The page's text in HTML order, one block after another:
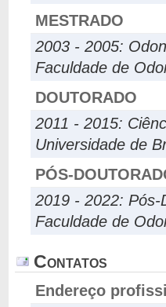
MESTRADO
2003 - 2005:
Faculdade de
DOUTORADO
2011 - 2015:
Universidade de
PÓS-
2019 - 2022: Pós-
Faculdade de
Contatos
Endereço